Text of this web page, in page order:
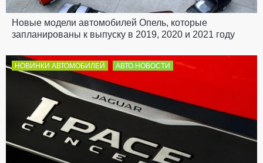
Новые модели автомобилей Опель, которые
запланированы к выпуску в 2019, 2020 и 2021 году
НОВИНКИ АВТОМОБИЛЕЙ АВТО НОВОСТИ